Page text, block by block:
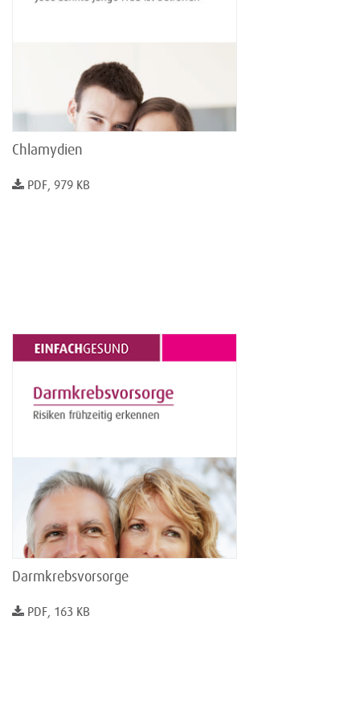
Chlamydien
PDF, 979 KB
Darmkrebsvorsorge
PDF, 163 KB